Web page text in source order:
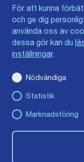
För att kunna
och ge dig
använda oss av
dessa gör kan du
inställningar.
Nödvändiga
Statistik
Marknadsföring
Jämtlands län
Jönköpings län
Kalmar län
Kronobergs län
Norrbotten
Du hittar oss här på
Facebook